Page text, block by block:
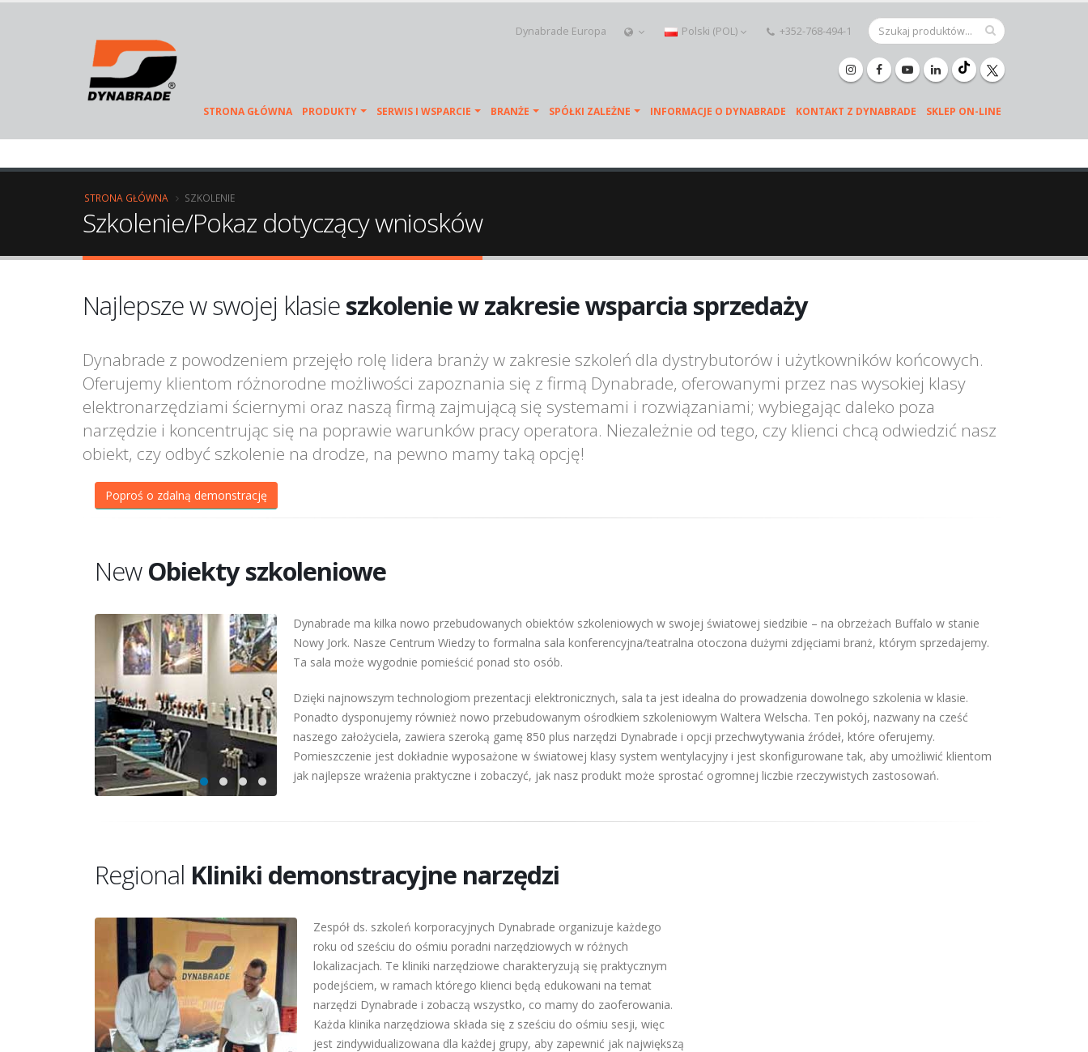
Dynabrade Europa Polski (POL) +352-768-494-1
STRONA GŁÓWNA PRODUKTY SERWIS I WSPARCIE BRANŻE SPÓŁKI ZALEŻNE INFORMACJE O DYNABRADE KONTAKT Z DYNABRADE SKLEP ON-LINE
STRONA GŁÓWNA SZKOLENIE
Szkolenie/Pokaz dotyczący wniosków
Najlepsze w swojej klasieszkolenie w zakresie wsparcia sprzedaży
Dynabrade z powodzeniem przejęło rolę lidera branży w zakresie szkoleń dla dystrybutorów i użytkowników końcowych.
Oferujemy klientom różnorodne możliwości zapoznania się z firmą Dynabrade, oferowanymi przez nas wysokiej klasy
elektronarzędziami ściernymi oraz naszą firmą zajmującą się systemami i rozwiązaniami; wybiegając daleko poza
narzędzie i koncentrując się na poprawie warunków pracy operatora. Niezależnie od tego, czy klienci chcą odwiedzić nasz
obiekt, czy odbyć szkolenie na drodze, na pewno mamy taką opcję!
Poproś o zdalną demonstrację
NewObiekty szkoleniowe
Dynabrade ma kilka nowo przebudowanych obiektów szkoleniowych w swojej światowej siedzibie – na obrzeżach Buffalo w stanie
Nowy Jork. Nasze Centrum Wiedzy to formalna sala konferencyjna/teatralna otoczona dużymi zdjęciami branż, którym sprzedajemy.
Ta sala może wygodnie pomieścić ponad sto osób.
Dzięki najnowszym technologiom prezentacji elektronicznych, sala ta jest idealna do prowadzenia dowolnego szkolenia w klasie.
Ponadto dysponujemy również nowo przebudowanym ośrodkiem szkoleniowym Waltera Welscha. Ten pokój, nazwany na cześć
naszego założyciela, zawiera szeroką gamę 850 plus narzędzi Dynabrade i opcji przechwytywania źródeł, które oferujemy.
Pomieszczenie jest dokładnie wyposażone w światowej klasy system wentylacyjny i jest skonfigurowane tak, aby umożliwić klientom
jak najlepsze wrażenia praktyczne i zobaczyć, jak nasz produkt może sprostać ogromnej liczbie rzeczywistych zastosowań.
Regional Kliniki demonstracyjne narzędzi
Zespół ds. szkoleń korporacyjnych Dynabrade organizuje każdego
roku od sześciu do ośmiu poradni narzędziowych w różnych
lokalizacjach. Te kliniki narzędziowe charakteryzują się praktycznym
podejściem, w ramach którego klienci będą edukowani na temat
narzędzi Dynabrade i zobaczą wszystko, co mamy do zaoferowania.
Każda klinika narzędziowa składa się z sześciu do ośmiu sesji, więc
jest zindywidualizowana dla każdej grupy, aby zapewnić jak największą